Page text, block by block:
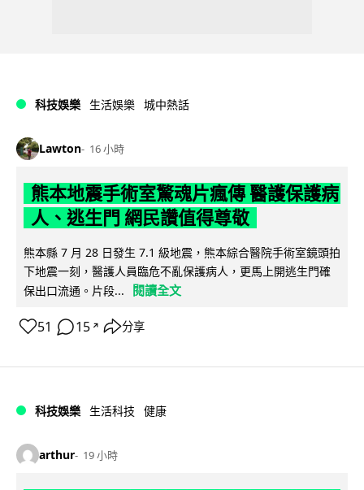
科技娛樂 生活娛樂 城中熱話
Lawton 16 小時
熊本地震手術室驚魂片瘋傳 醫護保護病
人、逃生門 網民讚值得尊敬
熊本縣 7 月 28 日發生 7.1 級地震，熊本綜合醫院手術室鏡頭拍
下地震一刻，醫護人員臨危不亂保護病人，更馬上開逃生門確
保出口流通。片段...
閱讀全文
51 15 ↗ 分享
科技娛樂 生活科技 健康
arthur 19 小時